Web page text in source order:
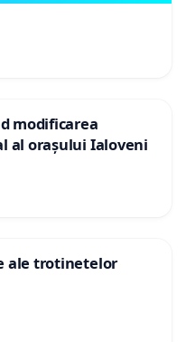
modificarea
al orașului Ialoveni
ale trotinetelor